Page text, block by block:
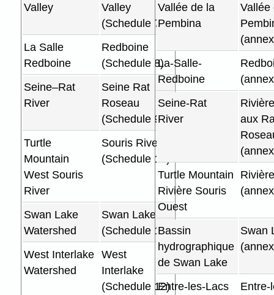
Valley
Valley
(Schedule 7)
La Salle
Redboine
Redboine
(Schedule 8)
Seine–Rat
River
Seine Rat
Roseau
(Schedule 9)
Turtle
Mountain
West Souris
River
Souris River
(Schedule 10)
Swan Lake
Watershed
Swan Lake
(Schedule 11)
West Interlake
Watershed
West
Interlake
(Schedule 12)
Vallée de la
Pembina
Vallée
La-Salle-
Redboine
Seine-Rat
River
aux
Turtle Mountain
Rivière Souris
Ouest
Bassin
hydrographique
de Swan Lake
Swan
Entre-les-Lacs
Entre-